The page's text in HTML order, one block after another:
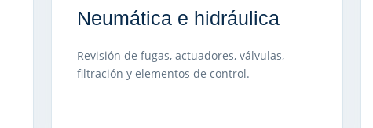
Neumática e hidráulica
Revisión de fugas, actuadores, válvulas,
filtración y elementos de control.